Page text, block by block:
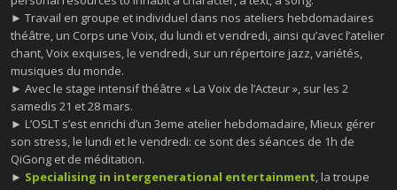
► Travail en groupe et individuel dans nos ateliers hebdomadaires
théâtre, un Corps une Voix, du lundi et vendredi, ainsi qu’avec l’atelier
chant, Voix exquises, le vendredi, sur un répertoire jazz, variétés,
musiques du monde.
► Avec le stage intensif théâtre « La Voix de l’Acteur », sur les 2
samedis 21 et 28 mars.
► L’OSLT s’est enrichi d’un 3eme atelier hebdomadaire, Mieux gérer
son stress, le lundi et le vendredi: ce sont des séances de 1h de
QiGong et de méditation.
► Specialising in intergenerational entertainment, la troupe